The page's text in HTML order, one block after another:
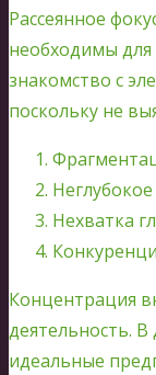
Рассеянное
необходимы для
знакомство с
поскольку не
Нехватка
Концентрация
деятельность.
идеальные